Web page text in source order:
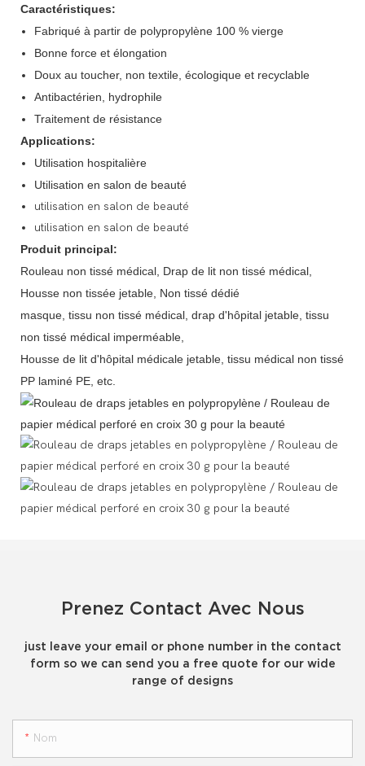
Caractéristiques:
Fabriqué à partir de polypropylène 100 % vierge
Bonne force et élongation
Doux au toucher, non textile, écologique et recyclable
Antibactérien, hydrophile
Traitement de résistance
Applications:
Utilisation hospitalière
Utilisation en salon de beauté
utilisation en salon de beauté
utilisation en salon de beauté
Produit principal:
Rouleau non tissé médical, Drap de lit non tissé médical,
Housse non tissée jetable, Non tissé dédié
masque, tissu non tissé médical, drap d'hôpital jetable, tissu
non tissé médical imperméable,
Housse de lit d'hôpital médicale jetable, tissu médical non tissé
PP laminé PE, etc.
Prenez Contact Avec Nous
just leave your email or phone number in the contact
form so we can send you a free quote for our wide
range of designs
Nom